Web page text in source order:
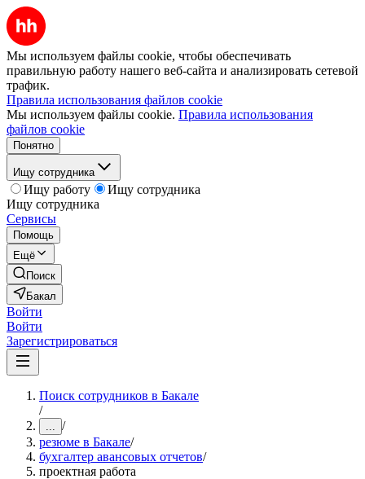
Мы используем файлы cookie, чтобы обеспечивать
правильную работу нашего веб-сайта и анализировать сетевой
трафик.
Правила использования файлов cookie
Мы используем файлы cookie. Правила использования
файлов cookie
Понятно
Ищу сотрудника
Ищу работу
Ищу сотрудника
Ищу сотрудника
Сервисы
Помощь
Ещё
Поиск
Бакал
Войти
Войти
Зарегистрироваться
Поиск сотрудников в Бакале
/
... /
резюме в Бакале/
бухгалтер авансовых отчетов/
проектная работа